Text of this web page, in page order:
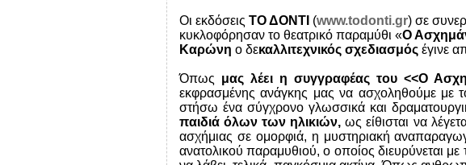
Οι εκδόσεις ΤΟ ΔΟΝΤΙ (www.todonti.gr) σε
κυκλοφόρησαν το θεατρικό παραμύθι «Ο
Καρώνη ο δεκαλλιτεχνικός σχεδιασμόςέγινε
Όπως μας λέει η συγγραφέας του <<Ο
εκφρασμένης ανάγκης μας να ασχοληθούμε με
στήσω ένα σύγχρονο γλωσσικά και
παιδιά όλων των ηλικιών, ως είθισται να
ασχήμιας σε ομορφιά, η μυστηριακή
ανατολικού παραμυθιού, ο οποίος διευρύνεται